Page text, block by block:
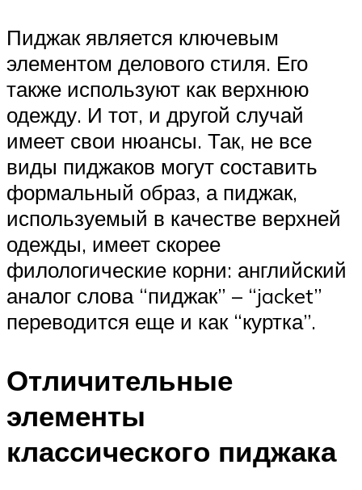
Пиджак является ключевым
элементом делового стиля. Его
также используют как верхнюю
одежду. И тот, и другой случай
имеет свои нюансы. Так, не все
виды пиджаков могут составить
формальный образ, а пиджак,
используемый в качестве верхней
одежды, имеет скорее
филологические корни: английский
аналог слова “пиджак” – “jacket”
переводится еще и как “куртка”.
Отличительные
элементы
классического пиджака